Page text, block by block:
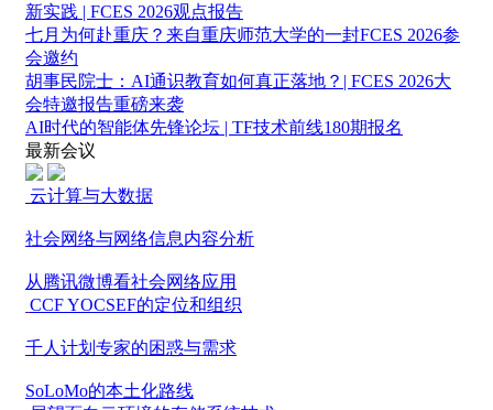
新实践 | FCES 2026观点报告
七月为何赴重庆？来自重庆师范大学的一封FCES 2026参
会邀约
胡事民院士：AI通识教育如何真正落地？| FCES 2026大
会特邀报告重磅来袭
AI时代的智能体先锋论坛 | TF技术前线180期报名
最新会议
云计算与大数据
社会网络与网络信息内容分析
从腾讯微博看社会网络应用
CCF YOCSEF的定位和组织
千人计划专家的困惑与需求
SoLoMo的本土化路线